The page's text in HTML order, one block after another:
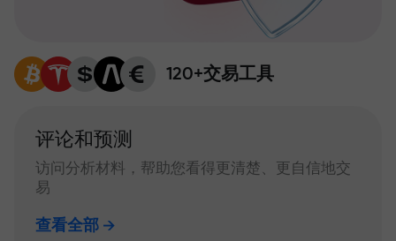
120+交易工具
评论和预测
访问分析材料，帮助您看得更清楚、更自信地交
易
查看全部